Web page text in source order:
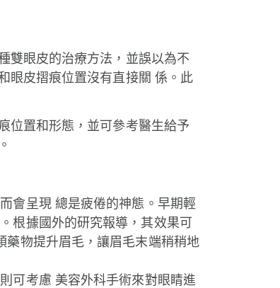
雙眼皮的治療方法，並誤以為不
眼皮摺痕位置沒有直接關 係。此
位置和形態，並可參考醫生給予
會呈現 總是疲倦的神態。早期輕
根據國外的研究報導，其效果可
物提升眉毛，讓眉毛末端稍稍地
可考慮 美容外科手術來對眼睛進